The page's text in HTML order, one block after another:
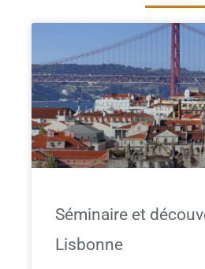
Séminaire et
Lisbonne